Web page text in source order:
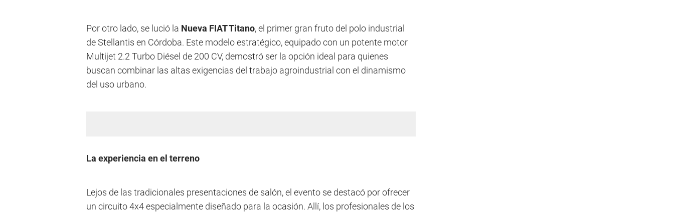
Por otro lado, se lució la Nueva FIAT Titano, el primer gran fruto del polo industrial
de Stellantis en Córdoba. Este modelo estratégico, equipado con un potente motor
Multijet 2.2 Turbo Diésel de 200 CV, demostró ser la opción ideal para quienes
buscan combinar las altas exigencias del trabajo agroindustrial con el dinamismo
del uso urbano.
La experiencia en el terreno
Lejos de las tradicionales presentaciones de salón, el evento se destacó por ofrecer
un circuito 4x4 especialmente diseñado para la ocasión. Allí, los profesionales de los